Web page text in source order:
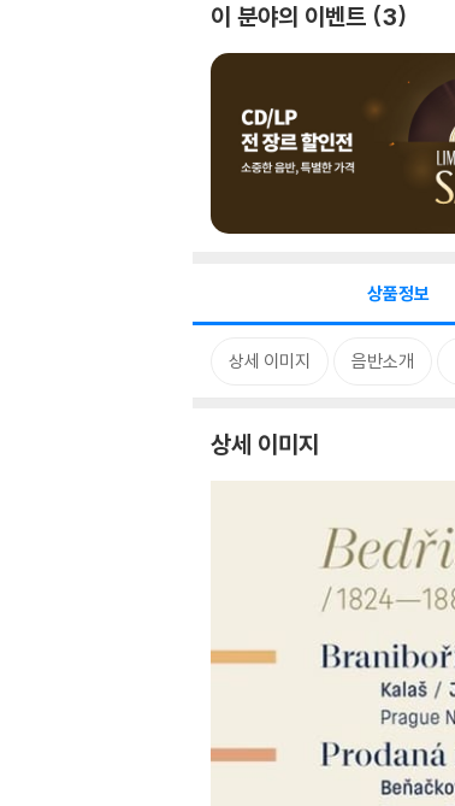
이 분야의 이벤트 3
상품정보
상세 이미지 음반소개
상세 이미지